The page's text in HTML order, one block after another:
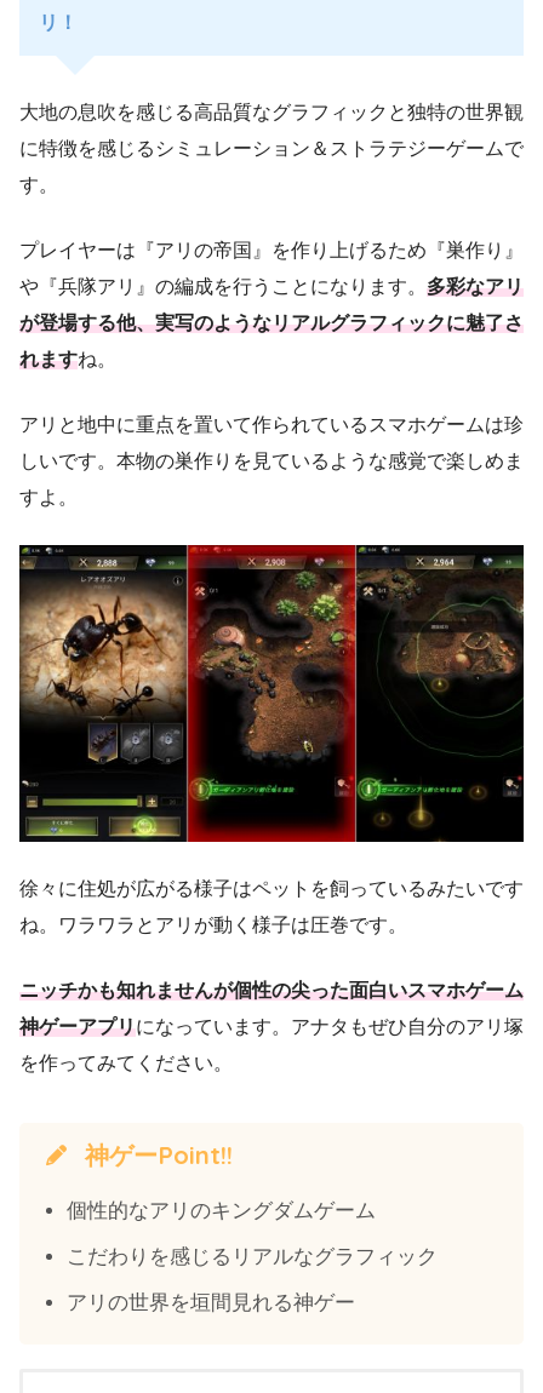
リ！
大地の息吹を感じる高品質なグラフィックと独特の世界観
に特徴を感じるシミュレーション＆ストラテジーゲームで
す。
プレイヤーは『アリの帝国』を作り上げるため『巣作り』
や『兵隊アリ』の編成を行うことになります。 多彩なアリ
が登場する他、実写のようなリアルグラフィックに魅了さ
れますね。
アリと地中に重点を置いて作られているスマホゲームは珍
しいです。本物の巣作りを見ているような感覚で楽しめま
すよ。
徐々に住処が広がる様子はペットを飼っているみたいです
ね。ワラワラとアリが動く様子は圧巻です。
ニッチかも知れませんが個性の尖った面白いスマホゲーム
神ゲーアプリになっています。アナタもぜひ自分のアリ塚
を作ってみてください。
神ゲーPoint!!
個性的なアリのキングダムゲーム
こだわりを感じるリアルなグラフィック
アリの世界を垣間見れる神ゲー